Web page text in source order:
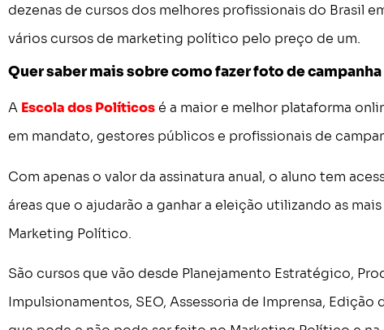
dezenas de cursos dos melhores profissionais do Brasil
vários cursos de marketing político pelo preço de um.
Quer saber mais sobre como fazer foto de
A Escola dos Políticosé a maior e melhor plataforma
em mandato, gestores públicos e profissionais de
Com apenas o valor da assinatura anual, o aluno tem
áreas que o ajudarão a ganhar a eleição utilizando as
Marketing Político.
São cursos que vão desde Planejamento Estratégico,
Impulsionamentos, SEO, Assessoria de Imprensa,